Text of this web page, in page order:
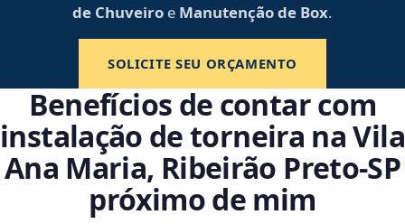
de Chuveiro e Manutenção de Box.
SOLICITE SEU ORÇAMENTO
Benefícios de contar com
instalação de torneira na Vila
Ana Maria, Ribeirão Preto‑SP
próximo de mim